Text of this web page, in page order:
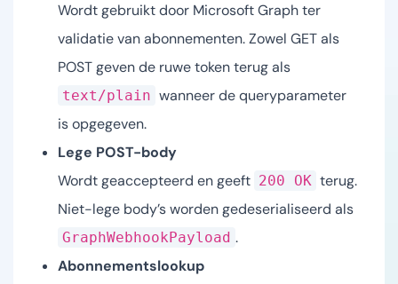
Wordt gebruikt door Microsoft Graph ter
validatie van abonnementen. Zowel GET als
POST geven de ruwe token terug als
text/plain wanneer de queryparameter
is opgegeven.
Lege POST-body
Wordt geaccepteerd en geeft 200 OK terug.
Niet-lege body’s worden gedeserialiseerd als
GraphWebhookPayload .
Abonnementslookup